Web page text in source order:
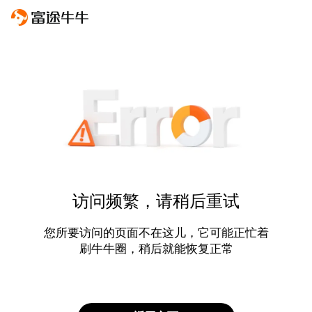
访问频繁，请稍后重试
您所要访问的页面不在这儿，它可能正忙着
刷牛牛圈，稍后就能恢复正常